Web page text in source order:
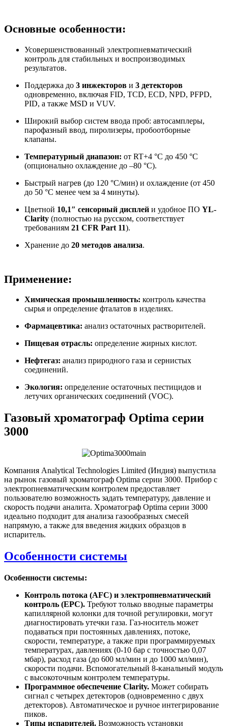
Основные особенности:
Усовершенствованный электропневматический
контроль для стабильных и воспроизводимых
результатов.
Поддержка до 3 инжекторов и 3 детекторов
одновременно, включая FID, TCD, ECD, NPD, PFPD,
PID, а также MSD и VUV.
Широкий выбор систем ввода проб: автосамплеры,
парофазный ввод, пиролизеры, пробоотборные
клапаны.
Температурный диапазон: от RT+4 °C до 450 °C
(опционально охлаждение до –80 °C).
Быстрый нагрев (до 120 °C/мин) и охлаждение (от 450
до 50 °C менее чем за 4 минуты).
Цветной 10,1″ сенсорный дисплей и удобное ПО YL-
Clarity (полностью на русском, соответствует
требованиям 21 CFR Part 11).
Хранение до 20 методов анализа.
Применение:
Химическая промышленность: контроль качества
сырья и определение фталатов в изделиях.
Фармацевтика: анализ остаточных растворителей.
Пищевая отрасль: определение жирных кислот.
Нефтегаз: анализ природного газа и сернистых
соединений.
Экология: определение остаточных пестицидов и
летучих органических соединений (VOC).
Газовый хроматограф Optima серии
3000
Компания Analytical Technologies Limited (Индия) выпустила
на рынок газовый хроматограф Optima серии 3000. Прибор с
электропневматическим контролем предоставляет
пользователю возможность задать температуру, давление и
скорость подачи аналита. Хроматограф Optima серии 3000
идеально подходит для анализа газообразных смесей
напрямую, а также для введения жидких образцов в
испаритель.
Особенности системы
Особенности системы:
Контроль потока (AFC) и электропневматический
контроль (EPC). Требуют только вводные параметры
капиллярной колонки для точной регулировки, могут
диагностировать утечки газа. Газ-носитель может
подаваться при постоянных давлениях, потоке,
скорости, температуре, а также при программируемых
температурах, давлениях (0-10 бар с точностью 0,07
мбар), расход газа (до 600 мл/мин и до 1000 мл/мин),
скорости подачи. Вспомогательный 8-канальный модуль
с высокоточным контролем температуры.
Программное обеспечение Clarity. Может собирать
сигнал с четырех детекторов (одновременно с двух
детекторов). Автоматическое и ручное интегрирование
пиков.
Типы испарителей. Возможность установки